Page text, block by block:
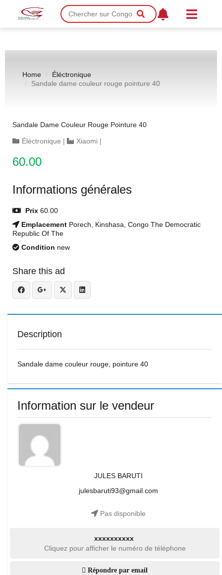
Home
Éléctronique
Sandale dame couleur rouge pointure 40
Sandale Dame Couleur Rouge Pointure 40
Éléctronique | Xiaomi |
60.00
Informations générales
Prix 60.00
Emplacement Porech, Kinshasa, Congo The Democratic
Republic Of The
Condition new
Share this ad
Description
Sandale dame couleur rouge, pointure 40
Information sur le vendeur
JULES BARUTI
julesbaruti93@gmail.com
Pas disponible
xxxxxxxxxx
Cliquez pour afficher le numéro de téléphone
Répondre par email